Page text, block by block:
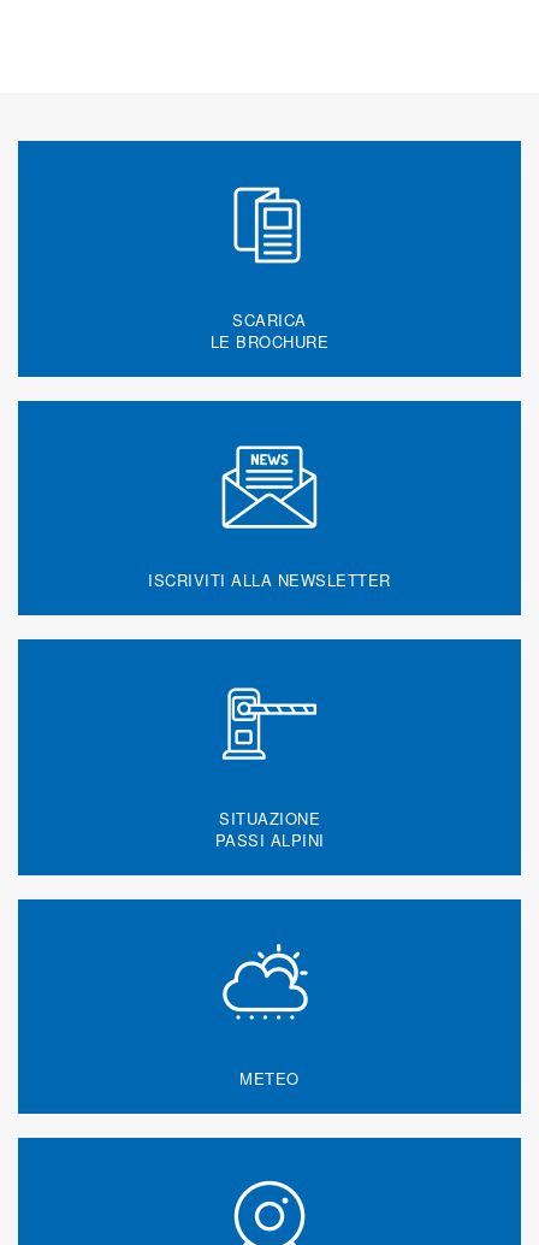
SCARICA
LE BROCHURE
ISCRIVITI ALLA NEWSLETTER
SITUAZIONE
PASSI ALPINI
METEO